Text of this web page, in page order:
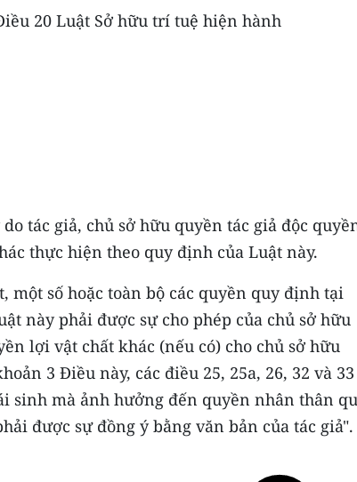
20 Luật Sở hữu trí tuệ hiện hành
tác giả, chủ sở hữu quyền tác giả độc
thực hiện theo quy định của Luật này.
một số hoặc toàn bộ các quyền quy định tại
này phải được sự cho phép của chủ sở hữu
lợi vật chất khác (nếu có) cho chủ sở hữu
3 Điều này, các điều 25, 25a, 26, 32 và 33
sinh mà ảnh hưởng đến quyền nhân thân
được sự đồng ý bằng văn bản của tác giả".